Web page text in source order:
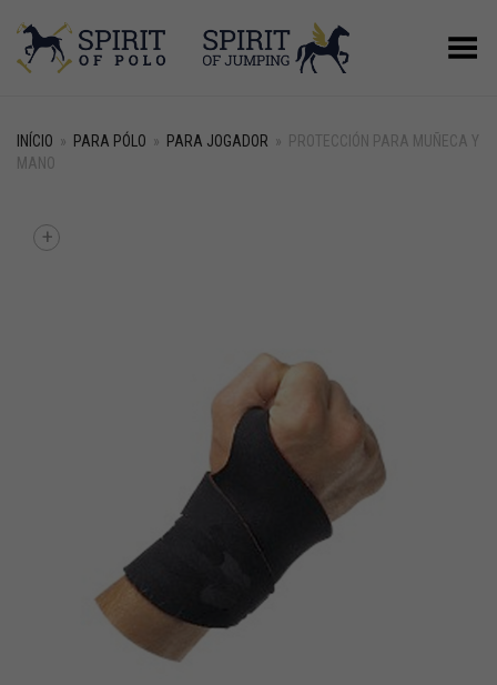
Alternar Menu
INÍCIO » PARA PÓLO » PARA JOGADOR » PROTECCIÓN PARA MUÑECA Y
MANO
+